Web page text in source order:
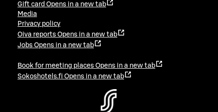
Gift card Opens in a new tab
Media
Privacy policy
Oiva reports Opens in a new tab
Jobs Opens in a new tab
Book for meeting places Opens in a new tab
Sokoshotels.fi Opens in a new tab